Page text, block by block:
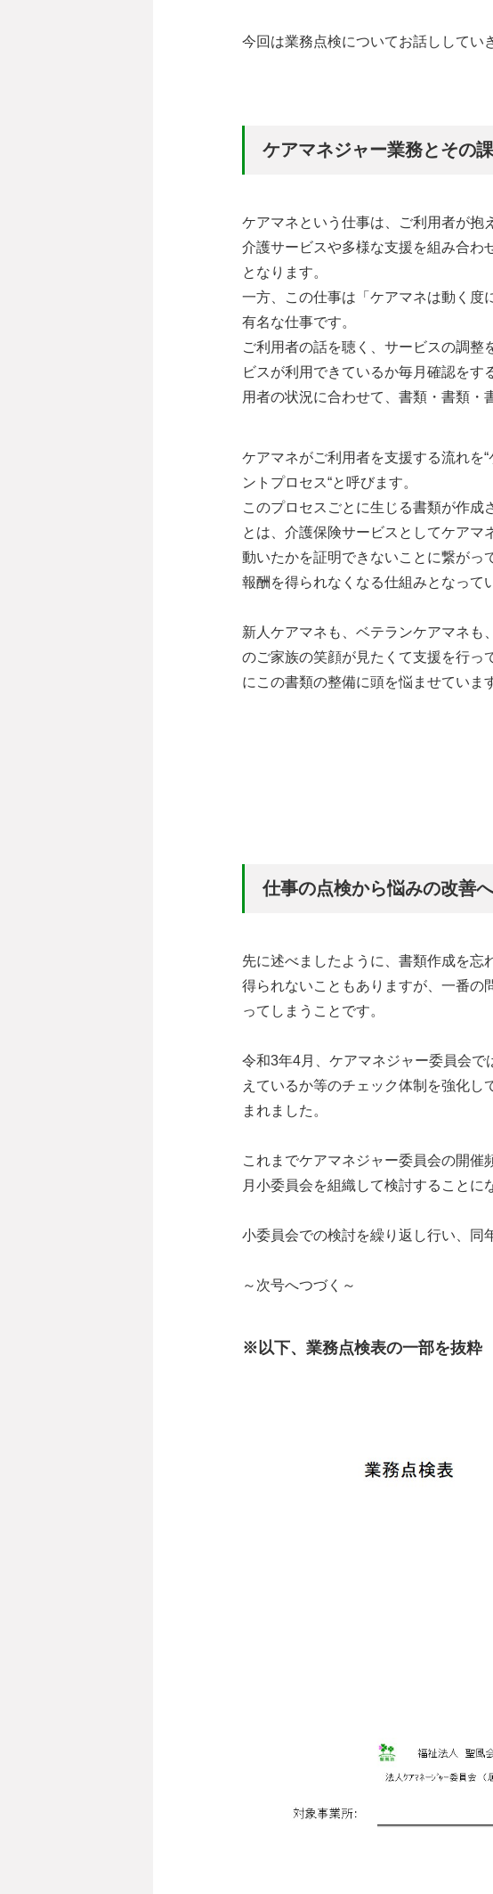
今回は業務点検についてお話ししてい
ケアマネジャー業務とその
ケアマネという仕事は、ご利用者が抱
介護サービスや多様な支援を組み合わ
となります。
一方、この仕事は「ケアマネは動く度
有名な仕事です。
ご利用者の話を聴く、サービスの調
ビスが利用できているか毎月確認をす
用者の状況に合わせて、書類・書類・
ケアマネがご利用者を支援する流れを“
ントプロセス“と呼びます。
このプロセスごとに生じる書類が作成
とは、介護保険サービスとしてケアマ
動いたかを証明できないことに繋がっ
報酬を得られなくなる仕組みとなって
新人ケアマネも、ベテランケアマネも
のご家族の笑顔が見たくて支援を行っ
にこの書類の整備に頭を悩ませていま
仕事の点検から悩みの改善へ
先に述べましたように、書類作成を忘
得られないこともありますが、一番の
ってしまうことです。
令和3年4月、ケアマネジャー委員会
えているか等のチェック体制を強化
まれました。
これまでケアマネジャー委員会の開
月小委員会を組織して検討することに
小委員会での検討を繰り返し行い、同
～次号へつづく～
※以下、業務点検表の一部を抜粋